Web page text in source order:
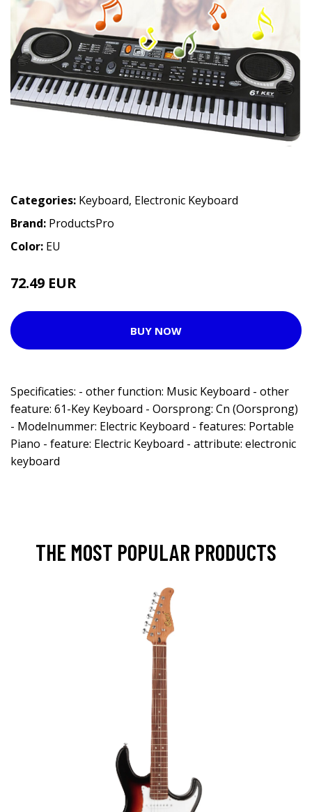
Categories: Keyboard, Electronic Keyboard
Brand: ProductsPro
Color: EU
72.49 EUR
BUY NOW
Specificaties: - other function: Music Keyboard - other
feature: 61-Key Keyboard - Oorsprong: Cn (Oorsprong)
- Modelnummer: Electric Keyboard - features: Portable
Piano - feature: Electric Keyboard - attribute: electronic
keyboard
THE MOST POPULAR PRODUCTS